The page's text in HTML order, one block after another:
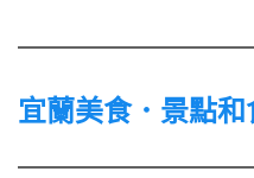
宜蘭美食．景點